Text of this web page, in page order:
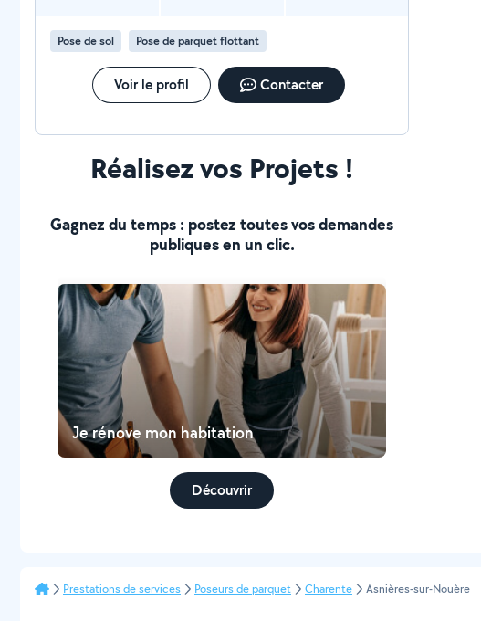
Pose de sol Pose de parquet flottant
Voir le profil Contacter
Réalisez vos Projets !
Gagnez du temps : postez toutes vos demandes
publiques en un clic.
Je rénove mon habitation
Découvrir
Prestations de services Poseurs de parquet Charente Asnières-sur-Nouère